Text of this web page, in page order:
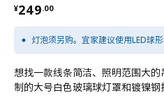
¥249.00
¥ 249.00
灯泡须另购。宜家建议使用LED球
想找一款线条简洁、照明范围大
制的大号白色玻璃球灯罩和镀镍钢